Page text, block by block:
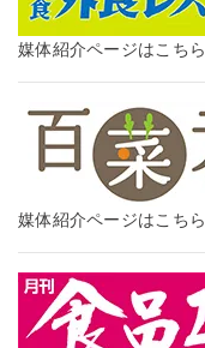
媒体紹介ページはこちら
媒体紹介ページはこちら